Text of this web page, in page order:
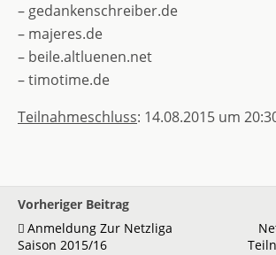
– gedankenschreiber.de
– majeres.de
– beile.altluenen.net
– timotime.de
Teilnahmeschluss: 14.08.2015 um
Vorheriger Beitrag
Anmeldung Zur Netzliga
Saison 2015/16